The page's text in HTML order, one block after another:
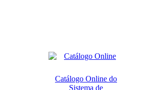
Catálogo Online do
Sistema de